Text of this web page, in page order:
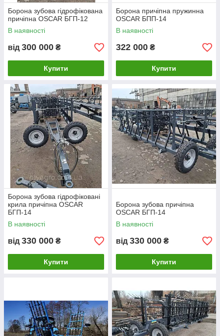
Борона зубова гідрофікована
причіпна OSCAR БГП-12
В наявності
від 300 000 ₴
Купити
Борона причіпна пружинна
OSCAR БПП-14
В наявності
322 000 ₴
Купити
Борона зубова гідрофіковані
крила причіпна OSCAR
БГП-14
В наявності
від 330 000 ₴
Купити
Борона зубова причіпна
OSCAR БГП-14
В наявності
від 330 000 ₴
Купити